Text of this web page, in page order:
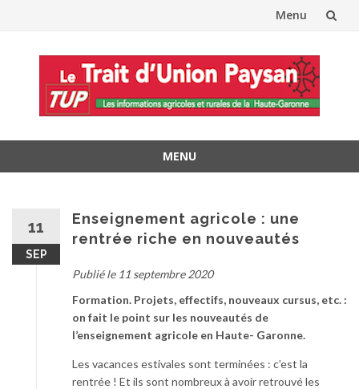
Menu
contenu
MENU
11
SEP
Enseignement agricole : une
rentrée riche en nouveautés
Publié le 11 septembre 2020
Formation. Projets, effectifs, nouveaux cursus, etc. :
on fait le point sur les nouveautés de
l’enseignement agricole en Haute- Garonne.
Les vacances estivales sont terminées : c’est la
rentrée ! Et ils sont nombreux à avoir retrouvé les